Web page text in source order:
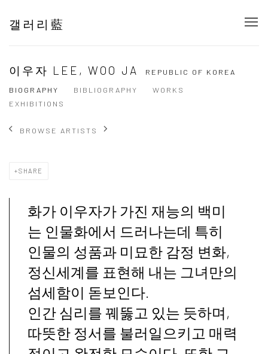
갤러리藍
이우자 LEE, WOO JA
REPUBLIC OF KOREA
BIOGRAPHY
BIBLIOGRAPHY
WORKS
EXHIBITIONS
BROWSE ARTISTS
SHARE
화가 이우자가 가진 재능의 백미
는 인물화에서 드러나는데 특히
인물의 성품과 미묘한 감정 변화,
정신세계를 표현해 내는 그녀만의
섬세함이 돋보인다.
인간 심리를 꿰뚫고 있는 듯하며,
따뜻한 정서를 불러일으키고 매력